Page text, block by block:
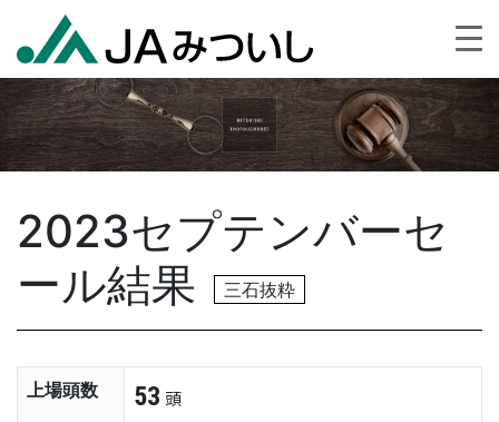
2023セプテンバーセ
ール結果
三石抜粋
上場頭数 53 頭